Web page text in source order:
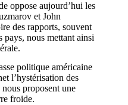
oppose aujourd’hui les
et John
des rapports, souvent
pays, nous mettant ainsi
politique américaine
l’hystérisation des
proposent une
froide.